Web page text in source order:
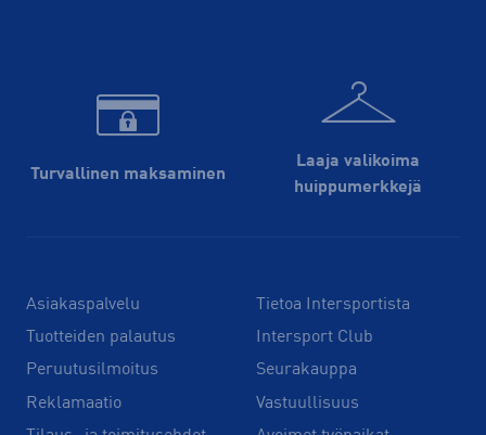
Turvallinen maksaminen
Laaja valikoima
huippu­merkkejä
Asiakaspalvelu
Tuotteiden palautus
Peruutusilmoitus
Reklamaatio
Tietoa Intersportista
Intersport Club
Seurakauppa
Vastuullisuus